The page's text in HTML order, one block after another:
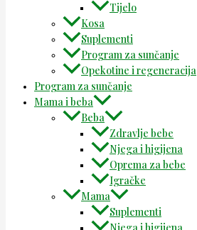
Tijelo
Kosa
Suplementi
Program za sunčanje
Opekotine i regeneracija
Program za sunčanje
Mama i beba
Beba
Zdravlje bebe
Njega i higijena
Oprema za bebe
Igračke
Mama
Suplementi